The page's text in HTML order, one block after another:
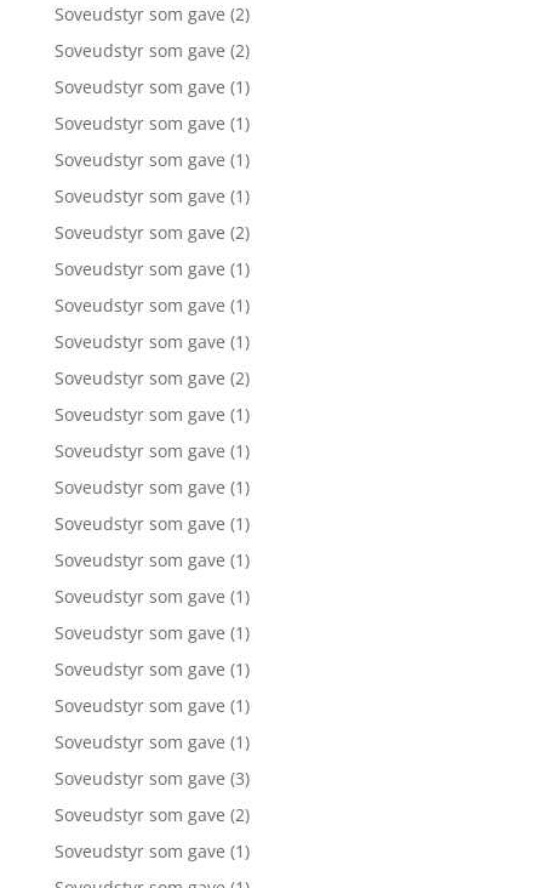
Soveudstyr som gave (2)
Soveudstyr som gave (2)
Soveudstyr som gave (1)
Soveudstyr som gave (1)
Soveudstyr som gave (1)
Soveudstyr som gave (1)
Soveudstyr som gave (2)
Soveudstyr som gave (1)
Soveudstyr som gave (1)
Soveudstyr som gave (1)
Soveudstyr som gave (2)
Soveudstyr som gave (1)
Soveudstyr som gave (1)
Soveudstyr som gave (1)
Soveudstyr som gave (1)
Soveudstyr som gave (1)
Soveudstyr som gave (1)
Soveudstyr som gave (1)
Soveudstyr som gave (1)
Soveudstyr som gave (1)
Soveudstyr som gave (1)
Soveudstyr som gave (3)
Soveudstyr som gave (2)
Soveudstyr som gave (1)